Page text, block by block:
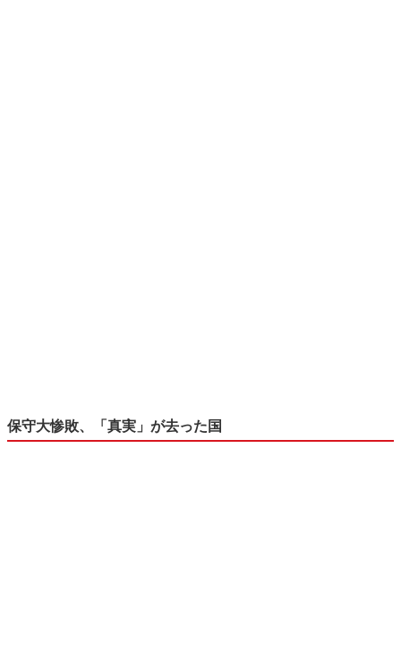
保守大惨敗、「真実」が去った国